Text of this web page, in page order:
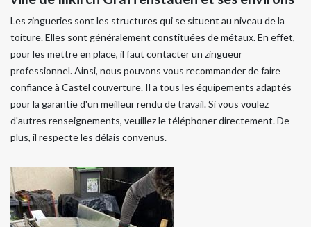
Les zingueries sont les structures qui se situent au niveau de la
toiture. Elles sont généralement constituées de métaux. En effet,
pour les mettre en place, il faut contacter un zingueur
professionnel. Ainsi, nous pouvons vous recommander de faire
confiance à Castel couverture. Il a tous les équipements adaptés
pour la garantie d'un meilleur rendu de travail. Si vous voulez
d'autres renseignements, veuillez le téléphoner directement. De
plus, il respecte les délais convenus.